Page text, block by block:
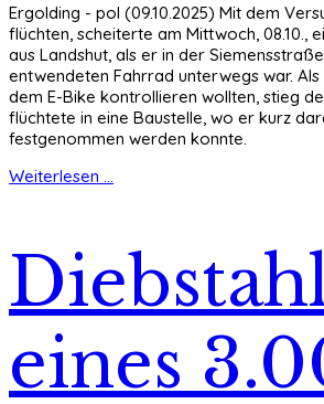
Ergolding - pol (09.10.2025) Mit dem
flüchten, scheiterte am Mittwoch, 08.10.,
aus Landshut, als er in der
entwendeten Fahrrad unterwegs war.
dem E-Bike kontrollieren wollten, stieg
flüchtete in eine Baustelle, wo er kurz
festgenommen werden konnte.
Weiterlesen ...
eines